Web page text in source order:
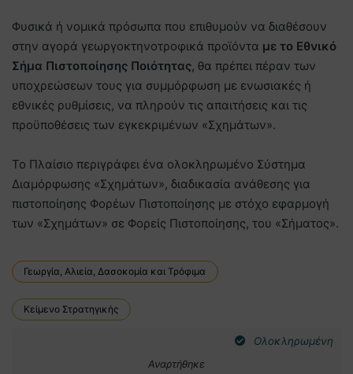
Φυσικά ή νομικά πρόσωπα που επιθυμούν να διαθέσουν
στην αγορά γεωργοκτηνοτροφικά προϊόντα με το Εθνικό
Σήμα Πιστοποίησης Ποιότητας, θα πρέπει πέραν των
υποχρεώσεων τους για συμμόρφωση με ενωσιακές ή
εθνικές ρυθμίσεις, να πληρούν τις απαιτήσεις και τις
προϋποθέσεις των εγκεκριμένων «Σχημάτων».
Το Πλαίσιο περιγράφει ένα ολοκληρωμένο Σύστημα
Διαμόρφωσης «Σχημάτων», διαδικασία ανάθεσης για
πιστοποίησης Φορέων Πιστοποίησης με στόχο εφαρμογή
των «Σχημάτων» σε Φορείς Πιστοποίησης, του «Σήματος».
Γεωργία, Αλιεία, Δασοκομία και Τρόφιμα
Κείμενο Στρατηγικής
Ολοκληρωμένη
Αναρτήθηκε